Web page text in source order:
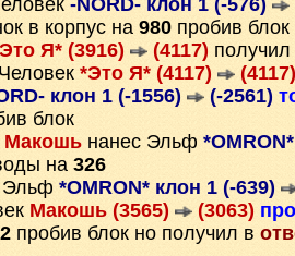
-NORD- клон 1 (-576)
в корпус на 980 пробив блок
Я* (3916) (4117)
*Это Я* (4117)
(4117)
клон 1 (-1556) (-2561)
блок
Макошь нанес Эльф
на 326
*OMRON* клон 1 (-639)
Макошь (3565) (3063)
пробив блок но получил в